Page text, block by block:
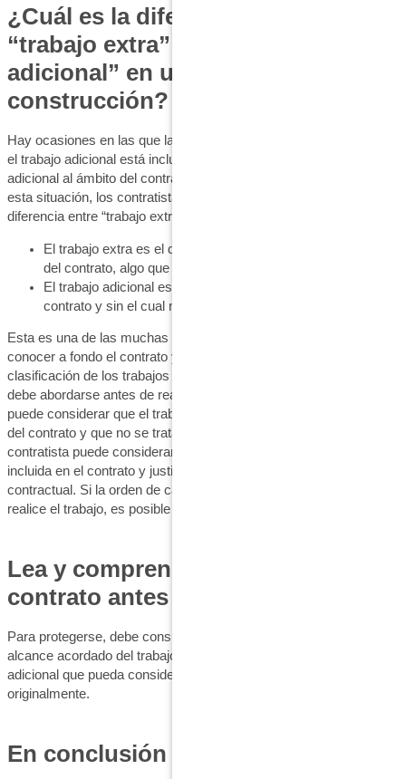
¿Cuál es la diferencia entre
“trabajo extra” y “trabajo
adicional” en un contrato de
construcción?
Hay ocasiones en las que las partes no están de acuerdo sobre si
el trabajo adicional está incluido en el contrato original o es
adicional al ámbito del contrato original. Cuando se enfrentan a
esta situación, los contratistas deben ser conscientes de la
diferencia entre “trabajo extra” y “trabajo adicional”.
El trabajo extra es el que surge fuera e independientemente
del contrato, algo que no se requiere en su ejecución.
El trabajo adicional es necesario para la ejecución del
contrato y sin el cual no podría llevarse a cabo.
Esta es una de las muchas razones por las que es esencial
conocer a fondo el contrato y el alcance del trabajo. La
clasificación de los trabajos suele ser una cuestión controvertida y
debe abordarse antes de realizar cualquier trabajo. El propietario
puede considerar que el trabajo está incluido en las condiciones
del contrato y que no se trata de una modificación del mismo. El
contratista puede considerar lo contrario, que la obra no está
incluida en el contrato y justifica un aumento del precio
contractual. Si la orden de cambio no se acuerda antes de que se
realice el trabajo, es posible que tenga que litigar por la disputa.
Lea y comprenda siempre el
contrato antes de firmarlo
Para protegerse, debe consultar SIEMPRE el contrato original y el
alcance acordado del trabajo ANTES de realizar cualquier trabajo
adicional que pueda considerarse fuera del alcance acordado
originalmente.
En conclusión